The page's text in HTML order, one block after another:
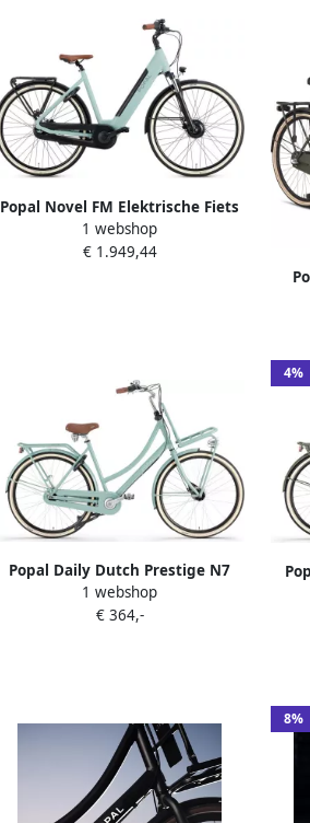
Popal Novel FM Elektrische Fiets
28 Inch E-bike 53 cm Damesfiets
met 7 Versnellingen Verende
1 webshop
€ 1.949,44
Popal Daily Dutch Prestige N7
Transportfiets 28 inch Dames
Aluminium frame 53cm Mineral
1 webshop
€ 364,-
4%
8%